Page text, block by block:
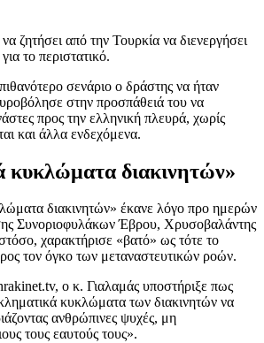
ζητήσει από την Τουρκία να διενεργήσει
το περιστατικό.
σενάριο ο δράστης να ήταν
στην προσπάθειά του να
προς την ελληνική πλευρά, χωρίς
και άλλα ενδεχόμενα.
κυκλώματα διακινητών»
διακινητών» έκανε λόγο προ ημερών
Συνοριοφυλάκων Έβρου, Χρυσοβαλάντης
χαρακτήρισε «βατό» ως τότε το
τον όγκο των μεταναστευτικών ροών.
ο κ. Γιαλαμάς υποστήριξε πως
κυκλώματα των διακινητών να
ανθρώπινες ψυχές, μη
τους εαυτούς τους».